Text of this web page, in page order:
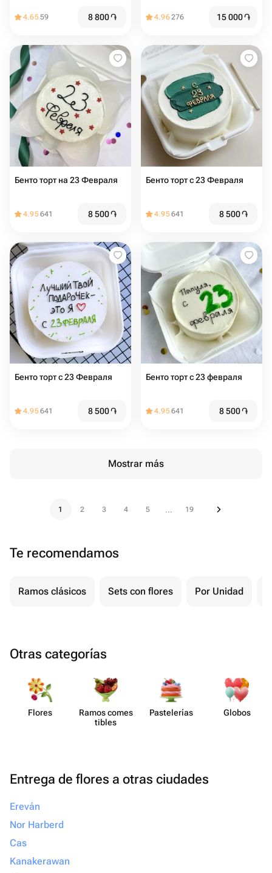
4.6559 8 800֏ 4.96276 15 000֏
Бенто торт на 23 Февраля
4.95641 8 500֏
Бенто торт с 23 Февраля
4.95641 8 500֏
Бенто торт с 23 Февраля
4.95641 8 500֏
Бенто торт с 23 февраля
4.95641 8 500֏
Mostrar más
1 2 3 4 5 ... 19
Te recomendamos
Ramos clásicos Sets con flores Por Unidad
Otras categorías
Flores
Ramos comes​
tibles
Paste​lerías Globos
Entrega de flores a otras ciudades
Ereván
Nor Harberd
Cas
Kanakerawan